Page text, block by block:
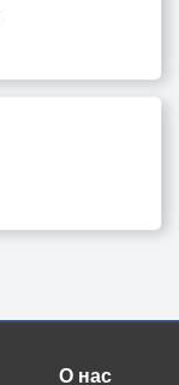
О нас